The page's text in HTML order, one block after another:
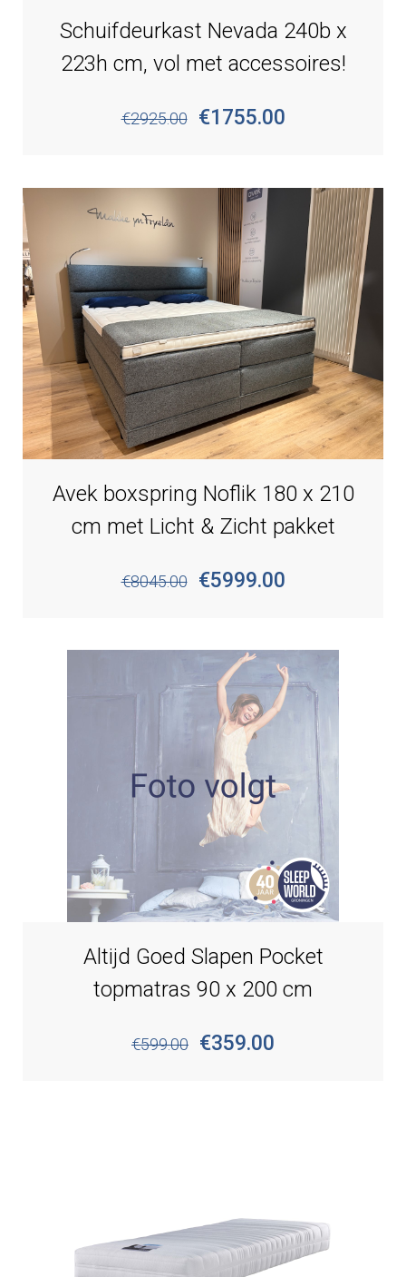
Schuifdeurkast Nevada 240b x
223h cm, vol met accessoires!
€2925.00 €1755.00
Avek boxspring Noflik 180 x 210
cm met Licht & Zicht pakket
€8045.00 €5999.00
Altijd Goed Slapen Pocket
topmatras 90 x 200 cm
€599.00 €359.00